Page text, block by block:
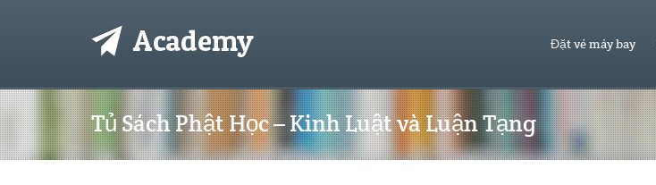
Đặt vé máy bay
Tủ Sách Phật Học – Kinh Luật và Luận Tạng